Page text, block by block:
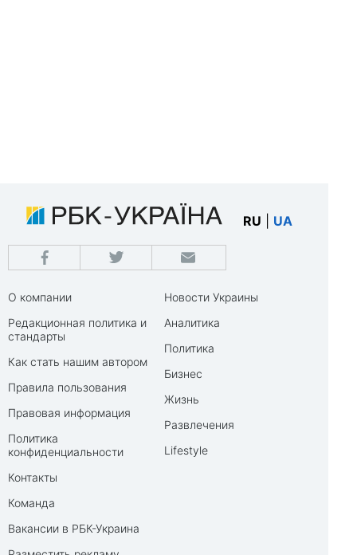
RU UA
О компании
Редакционная политика и
стандарты
Как стать нашим автором
Правила пользования
Правовая информация
Политика
конфиденциальности
Контакты
Команда
Вакансии в РБК-Украина
Новости Украины
Аналитика
Политика
Бизнес
Жизнь
Развлечения
Lifestyle